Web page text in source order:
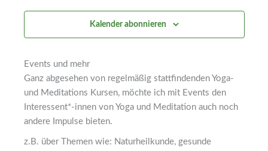
Kalender abonnieren
Events und mehr
Ganz abgesehen von regelmäßig stattfindenden Yoga-
und Meditations Kursen, möchte ich mit Events den
Interessent*-innen von Yoga und Meditation auch noch
andere Impulse bieten.
z.B. über Themen wie: Naturheilkunde, gesunde